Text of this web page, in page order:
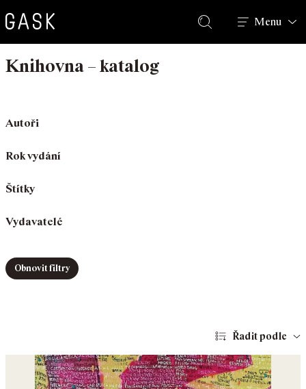
Hledat
Menu
Knihovna – katalog
Autoři
Rok vydání
Štítky
Vydavatelé
Obnovit filtry
Řadit podle